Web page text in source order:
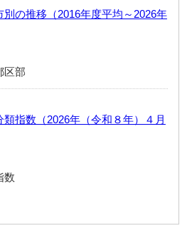
の推移（2016年度平均～2026年
区部
指数（2026年（令和８年）４月
数